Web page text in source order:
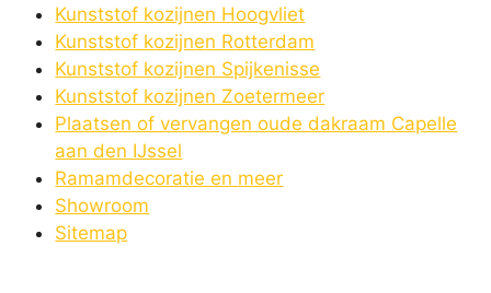
Kunststof kozijnen Hoogvliet
Kunststof kozijnen Rotterdam
Kunststof kozijnen Spijkenisse
Kunststof kozijnen Zoetermeer
Plaatsen of vervangen oude dakraam Capelle
aan den IJssel
Ramamdecoratie en meer
Showroom
Sitemap